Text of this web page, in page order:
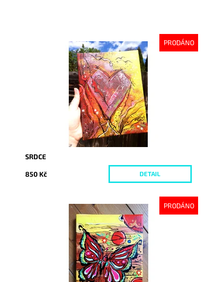
PRODÁNO
Vyprodáno
3515
SRDCE
850 Kč DETAIL
PRODÁNO
Vyprodáno
3715